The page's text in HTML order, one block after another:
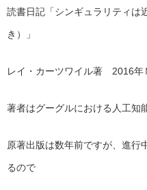
読書日記「シンギュラリティは
き）」
レイ・カーツワイル著 2016年
著者はグーグルにおける人工知
原著出版は数年前ですが、進行
るので